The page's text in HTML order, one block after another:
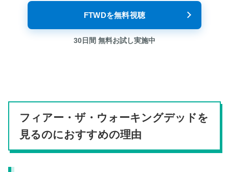
FTWDを無料視聴
30日間 無料お試し実施中
フィアー・ザ・ウォーキングデッドを
見るのにおすすめの理由